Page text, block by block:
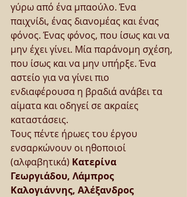
γύρω από ένα μπαούλο. Ένα
παιχνίδι, ένας διανομέας και ένας
φόνος. Ένας φόνος, που ίσως και να
μην έχει γίνει. Μία παράνομη σχέση,
που ίσως και να μην υπήρξε. Ένα
αστείο για να γίνει πιο
ενδιαφέρουσα η βραδιά ανάβει τα
αίματα και οδηγεί σε ακραίες
καταστάσεις.
Τους πέντε ήρωες του έργου
ενσαρκώνουν οι ηθοποιοί
(αλφαβητικά) Κατερίνα
Γεωργιάδου, Λάμπρος
Καλογιάννης, Αλέξανδρος